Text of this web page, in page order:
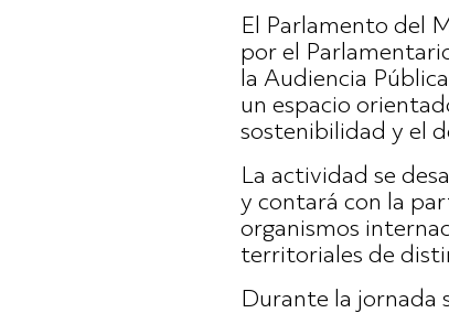
El Parlamento del
por el
la Audiencia
un espacio
sostenibilidad y el
La actividad se
y contará con la
organismos
territoriales de
Durante la jornada